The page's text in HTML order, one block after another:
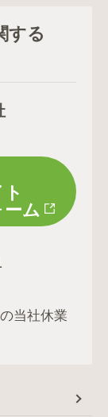
する
ム
当社休業